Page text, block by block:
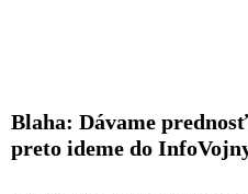
Blaha: Dávame
preto ideme do